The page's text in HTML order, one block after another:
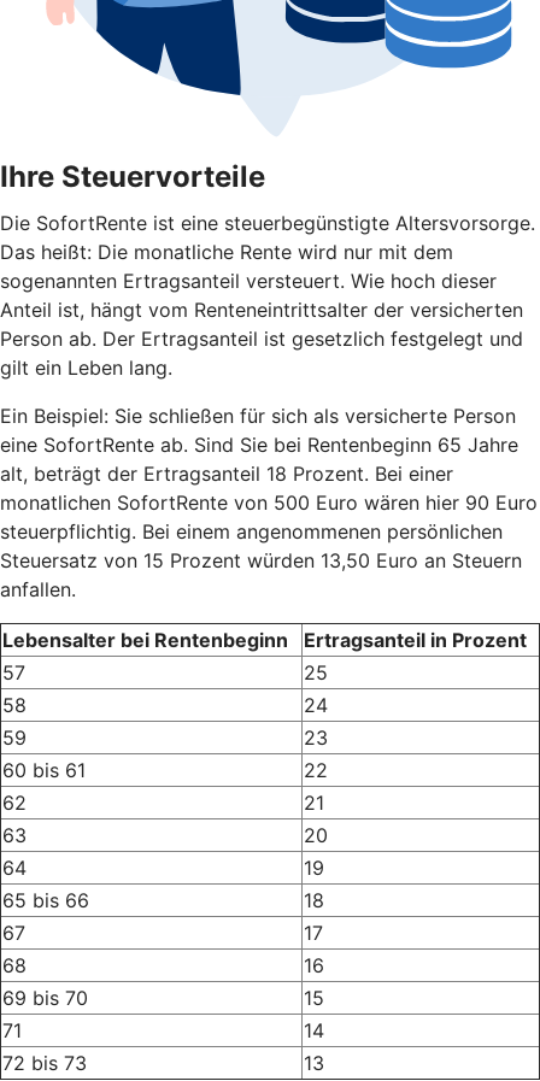
Ihre Steuervorteile
Die SofortRente ist eine steuerbegünstigte Altersvorsorge.
Das heißt: Die monatliche Rente wird nur mit dem
sogenannten Ertragsanteil versteuert. Wie hoch dieser
Anteil ist, hängt vom Renteneintrittsalter der versicherten
Person ab. Der Ertragsanteil ist gesetzlich festgelegt und
gilt ein Leben lang.
Ein Beispiel: Sie schließen für sich als versicherte Person
eine SofortRente ab. Sind Sie bei Rentenbeginn 65 Jahre
alt, beträgt der Ertragsanteil 18 Prozent. Bei einer
monatlichen SofortRente von 500 Euro wären hier 90 Euro
steuerpflichtig. Bei einem angenommenen persönlichen
Steuersatz von 15 Prozent würden 13,50 Euro an Steuern
anfallen.
Lebensalter bei Rentenbeginn
Ertragsanteil in Prozent
57
25
58
24
59
23
60 bis 61
22
62
21
63
20
64
19
65 bis 66
18
67
17
68
16
69 bis 70
15
71
14
72 bis 73
13